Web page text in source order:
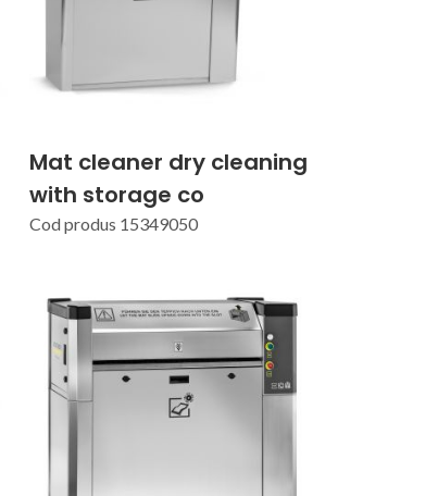
Mat cleaner dry cleaning
with storage co
Cod produs 15349050